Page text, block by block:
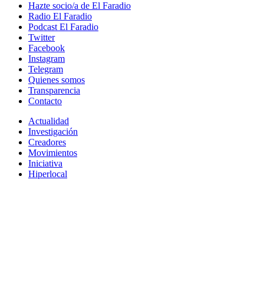
Hazte socio/a de El Faradio
Radio El Faradio
Podcast El Faradio
Twitter
Facebook
Instagram
Telegram
Quienes somos
Transparencia
Contacto
Actualidad
Investigación
Creadores
Movimientos
Iniciativa
Hiperlocal